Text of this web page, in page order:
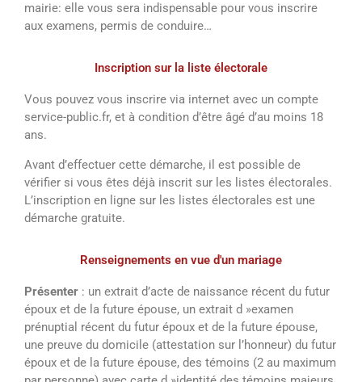
mairie: elle vous sera indispensable pour vous inscrire
aux examens, permis de conduire…
Inscription sur la liste électorale
Vous pouvez vous inscrire via internet avec un compte
service-public.fr, et à condition d’être âgé d’au moins 18
ans.
Avant d’effectuer cette démarche, il est possible de
vérifier si vous êtes déjà inscrit sur les listes électorales.
L’inscription en ligne sur les listes électorales est une
démarche gratuite.
Renseignements en vue d'un mariage
Présenter : un extrait d’acte de naissance récent du futur
époux et de la future épouse, un extrait d »examen
prénuptial récent du futur époux et de la future épouse,
une preuve du domicile (attestation sur l’honneur) du futur
époux et de la future épouse, des témoins (2 au maximum